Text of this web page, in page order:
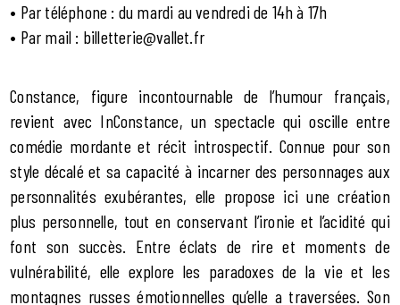
• Par téléphone : du mardi au vendredi de 14h à 17h
• Par mail : billetterie@vallet.fr
Constance, figure incontournable de l’humour français,
revient avec InConstance, un spectacle qui oscille entre
comédie mordante et récit introspectif. Connue pour son
style décalé et sa capacité à incarner des personnages aux
personnalités exubérantes, elle propose ici une création
plus personnelle, tout en conservant l’ironie et l’acidité qui
font son succès. Entre éclats de rire et moments de
vulnérabilité, elle explore les paradoxes de la vie et les
montagnes russes émotionnelles qu’elle a traversées. Son